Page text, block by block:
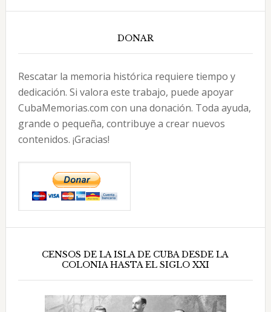
DONAR
Rescatar la memoria histórica requiere tiempo y
dedicación. Si valora este trabajo, puede apoyar
CubaMemorias.com con una donación. Toda ayuda,
grande o pequeña, contribuye a crear nuevos
contenidos. ¡Gracias!
CENSOS DE LA ISLA DE CUBA DESDE LA
COLONIA HASTA EL SIGLO XXI